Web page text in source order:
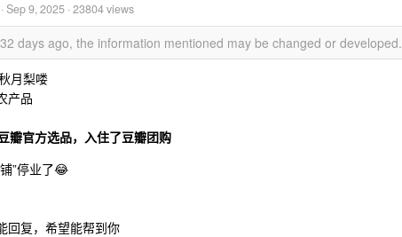
·Sep 9, 2025 · 23804 views
days ago, the information mentioned may be changed or developed.
月梨喽
产品
瓣官方选品，入住了豆瓣团购
”停业了😂
回复，希望能帮到你